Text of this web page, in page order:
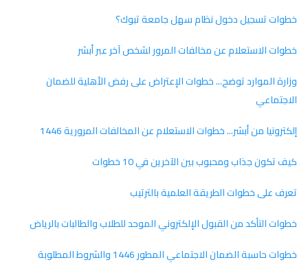
خطوات تسجيل دخول نظام سهل جامعة تبوك؟
خطوات الاستعلام عن مخالفات المرور لشخص آخر عبر أبشر
وزارة الموارد توضح... خطوات الإعتراض على رفض الأهلية للضمان
الاجتماعي
إلكترونيا من أبشر... خطوات الاستعلام عن المخالفات المرورية 1446
كيف تكون جذاب ومحبوب بين الآخرين في 10 خطوات
تعرف على خطوات الطريقة العلمية بالترتيب
خطوات التأكد من القبول الإلكتروني الموحد للطلاب والطالبات بالرياض
خطوات حاسبة الضمان الاجتماعي المطور 1446 والشروط المطلوبة